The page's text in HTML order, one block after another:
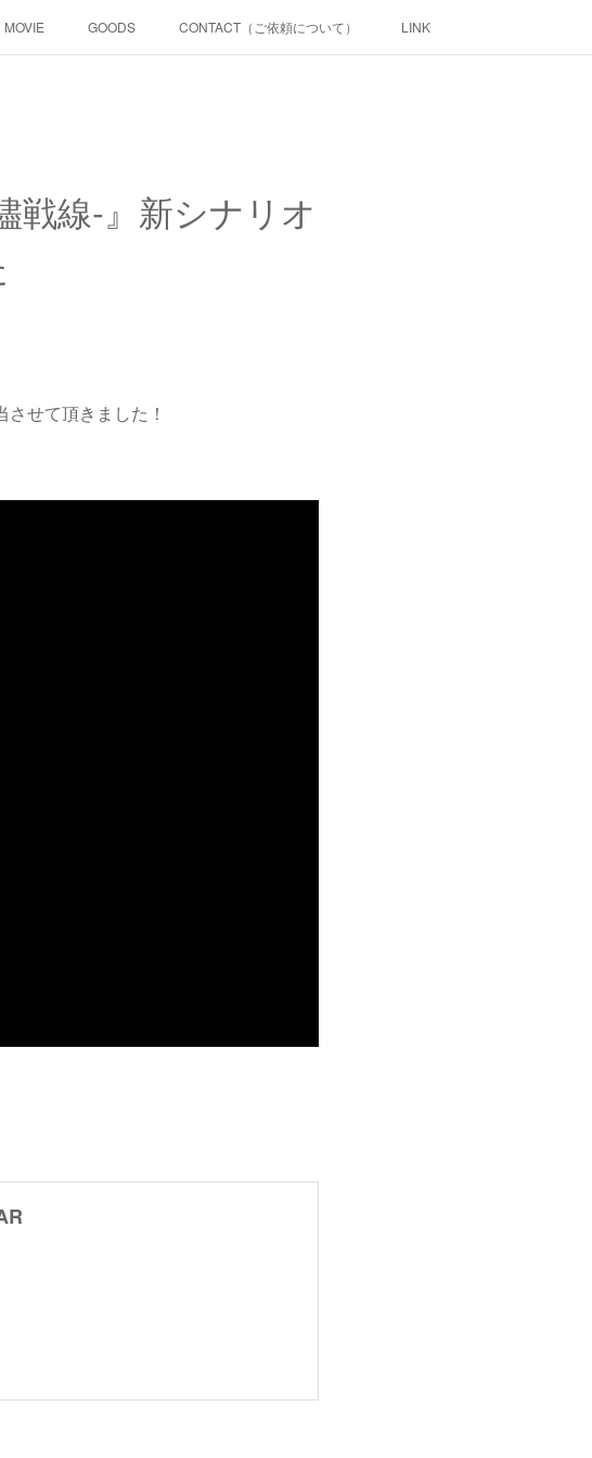
MOVIE GOODS CONTACT（ご依頼について） LINK
戦線‐』新シナリオ
せて頂きました！